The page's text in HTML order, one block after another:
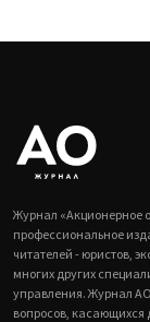
Журнал «Акционерное
профессиональное
читателей - юристов,
многих других
управления. Журнал
вопросов,